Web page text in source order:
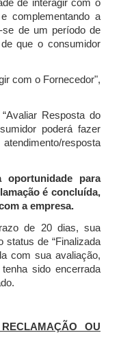
de interagir com o
complementando a
se de um período de
que o consumidor
com o Fornecedor",
Resposta do
poderá fazer
resposta
oportunidade para
é concluída,
a empresa.
de 20 dias, sua
status de “Finalizada
com sua avaliação,
sido encerrada
OU